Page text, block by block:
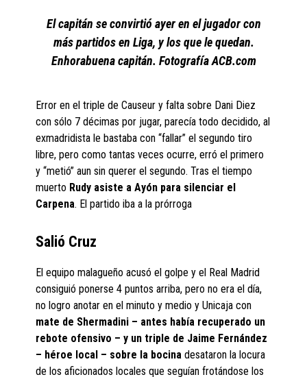
El capitán se convirtió ayer en el jugador con
más partidos en Liga, y los que le quedan.
Enhorabuena capitán. Fotografía ACB.com
Error en el triple de Causeur y falta sobre Dani Diez
con sólo 7 décimas por jugar, parecía todo decidido, al
exmadridista le bastaba con “fallar” el segundo tiro
libre, pero como tantas veces ocurre, erró el primero
y “metió” aun sin querer el segundo. Tras el tiempo
muerto Rudy asiste a Ayón para silenciar el
Carpena. El partido iba a la prórroga
Salió Cruz
El equipo malagueño acusó el golpe y el Real Madrid
consiguió ponerse 4 puntos arriba, pero no era el día,
no logro anotar en el minuto y medio y Unicaja con
mate de Shermadini – antes había recuperado un
rebote ofensivo – y un triple de Jaime Fernández
– héroe local – sobre la bocina desataron la locura
de los aficionados locales que seguían frotándose los